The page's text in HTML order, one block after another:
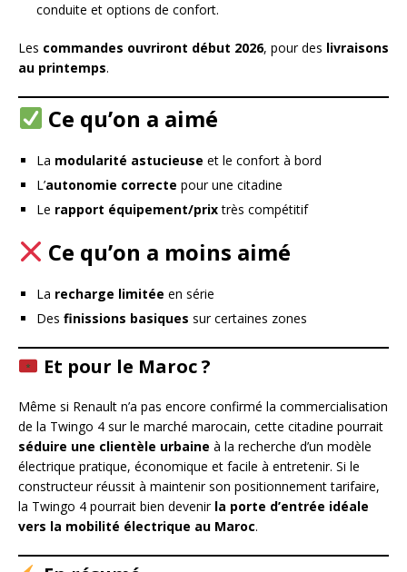
conduite et options de confort.
Les commandes ouvriront début 2026, pour des livraisons
au printemps.
Ce qu’on a aimé
La modularité astucieuse et le confort à bord
L’autonomie correcte pour une citadine
Le rapport équipement/prixtrès compétitif
Ce qu’on a moins aimé
La recharge limitée en série
Des finissions basiques sur certaines zones
Et pour le Maroc ?
Même si Renault n’a pas encore confirmé la commercialisation
de la Twingo 4 sur le marché marocain, cette citadine pourrait
séduire une clientèle urbaine à la recherche d’un modèle
électrique pratique, économique et facile à entretenir. Si le
constructeur réussit à maintenir son positionnement tarifaire,
la Twingo 4 pourrait bien devenir la porte d’entrée idéale
vers la mobilité électrique au Maroc.